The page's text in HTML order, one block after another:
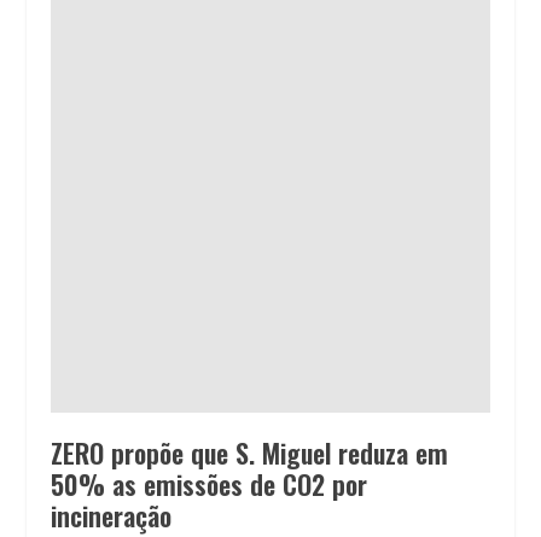
ZERO propõe que S. Miguel reduza em
50% as emissões de CO2 por
incineração